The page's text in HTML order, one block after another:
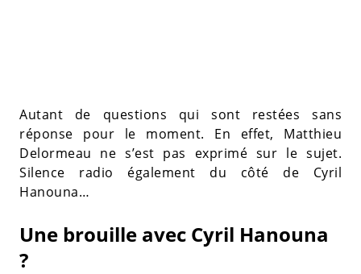
Autant de questions qui sont restées sans
réponse pour le moment. En effet, Matthieu
Delormeau ne s’est pas exprimé sur le sujet.
Silence radio également du côté de Cyril
Hanouna…
Une brouille avec Cyril Hanouna
?